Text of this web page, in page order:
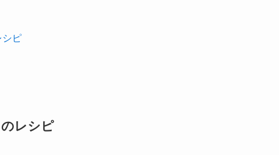
シピ
レシピ